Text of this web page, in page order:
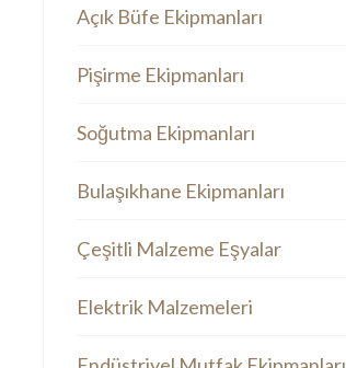
Açık Büfe Ekipmanları
Pişirme Ekipmanları
Soğutma Ekipmanları
Bulaşıkhane Ekipmanları
Çeşitli Malzeme Eşyalar
Elektrik Malzemeleri